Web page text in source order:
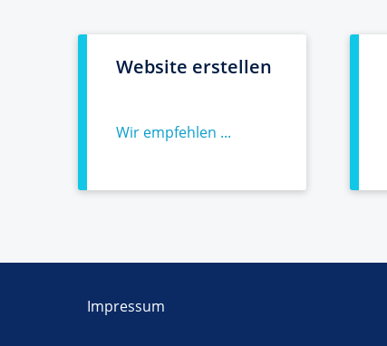
Website erstellen
Wir empfehlen ...
Impressum